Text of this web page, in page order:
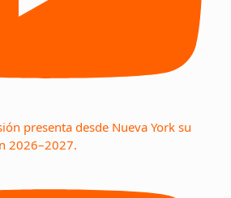
presenta desde Nueva York su
2026–2027.